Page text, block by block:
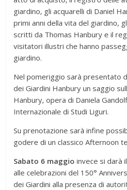
giardino, gli acquarelli di Daniel
primi anni della vita del giardino,
scritti da Thomas Hanbury e il
visitatori illustri che hanno
giardino.
Nel pomeriggio sarà presentato
dei Giardini Hanbury un saggio
Hanbury, opera di Daniela
Internazionale di Studi Liguri.
Su prenotazione sarà infine
godere di un classico Afternoon
Sabato 6 maggio invece si darà
alle celebrazioni del 150°
dei Giardini alla presenza di